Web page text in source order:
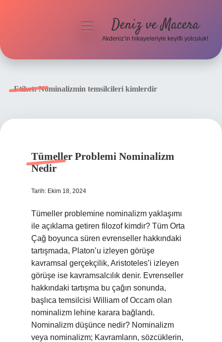
menüyü Deniz ve Macera
Akdeniz’in hikayeleriyle keyifli yolculuk!
Etiket:Nominalizmin temsilcileri kimlerdir
Tümeller Problemi Nominalizm
Nedir
Tarih: Ekim 18, 2024
Tümeller problemine nominalizm yaklaşımı
ile açıklama getiren filozof kimdir? Tüm Orta
Çağ boyunca süren evrenseller hakkındaki
tartışmada, Platon’u izleyen görüşe
kavramsal gerçekçilik, Aristoteles’i izleyen
görüşe ise kavramsalcılık denir. Evrenseller
hakkındaki tartışma bu çağın sonunda,
başlıca temsilcisi William of Occam olan
nominalizm lehine karara bağlandı.
Nominalizm düşünce nedir? Nominalizm
veya nominalizm; Kavramların, sözcüklerin,